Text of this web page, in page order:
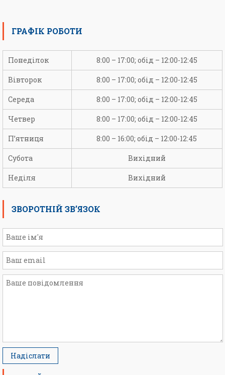
ГРАФІК РОБОТИ
Понеділок 8:00 – 17:00; обід – 12:00-12:45
Вівторок 8:00 – 17:00; обід – 12:00-12:45
Середа 8:00 – 17:00; обід – 12:00-12:45
Четвер 8:00 – 17:00; обід – 12:00-12:45
П’ятниця 8:00 – 16:00; обід – 12:00-12:45
Субота Вихідний
Неділя Вихідний
ЗВОРОТНІЙ ЗВ’ЯЗОК